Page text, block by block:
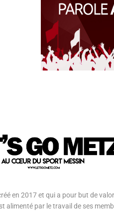
en 2017 et qui a pour but de
alimenté par le travail de ses